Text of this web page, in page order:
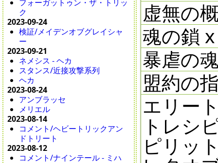
フォーガットゥン・ザ・トリッ
ク
2023-09-24
検証/メイデンオブグレイシャ
ー
2023-09-21
ネメシス - ヘカ
スタンス/近接攻撃系列
ヘカ
2023-08-24
アンブラッセ
メリエル
2023-08-14
コメント/ヘビートリックアン
ドトリート
2023-08-12
コメント/ナインテール - ミハ
虚無の
魂の鎖
暴虐の
盟約の
エリー
トレシ
ピリッ